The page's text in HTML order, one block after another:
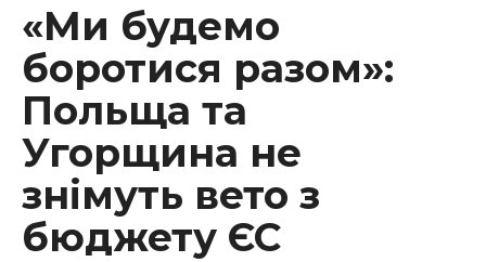
«Ми будемо
боротися разом»:
Польща та
Угорщина не
знімуть вето з
бюджету ЄС